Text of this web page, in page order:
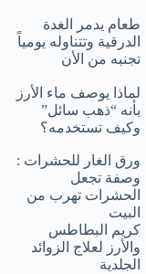
طعام يدمر الغدة
الدرقية وتتناوله يومياً
تجنبه من الأن
لماذا يوصف ماء الأرز
بأنه “ذهب سائل”
وكيف تستخدمه؟
ورق الغار للحشرات :
وصفة تجعل
الحشرات تهرب من
البيت
كريم البطاطس
والأرز لعلاج الزوائد
الجلدية